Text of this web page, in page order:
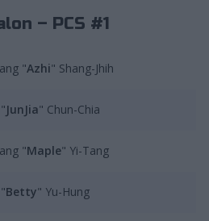
– PCS #1
"Azhi" Shang-Jhih
JunJia" Chun-Chia
"Maple" Yi-Tang
Betty" Yu-Hung